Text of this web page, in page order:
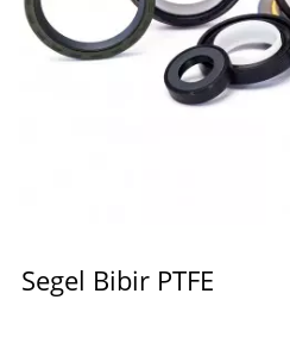
Segel Bibir PTFE